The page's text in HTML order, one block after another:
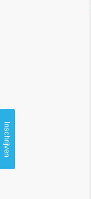
Inschrijven